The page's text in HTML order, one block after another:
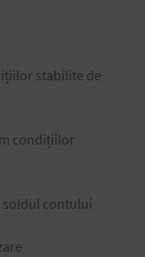
stabilite de
condițiilor
soldul contului